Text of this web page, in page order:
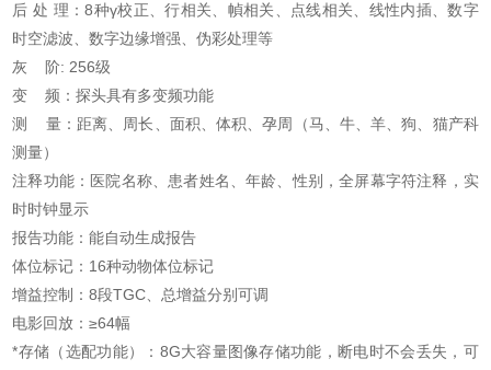
后 处 理：8种γ校正、行相关、幀相关、点线相关、线性内插、数字
时空滤波、数字边缘增强、伪彩处理等
灰 阶: 256级
变 频：探头具有多变频功能
测 量：距离、周长、面积、体积、孕周（马、牛、羊、狗、猫产科
测量）
注释功能：医院名称、患者姓名、年龄、性别，全屏幕字符注释，实
时时钟显示
报告功能：能自动生成报告
体位标记：16种动物体位标记
增益控制：8段TGC、总增益分别可调
电影回放：≥64幅
*存储（选配功能）：8G大容量图像存储功能，断电时不会丢失，可